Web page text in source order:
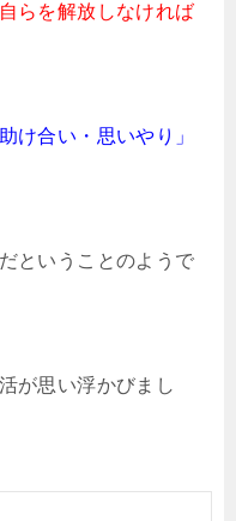
らを解放しなければ
け合い・思いやり」
ということのようで
が思い浮かびまし